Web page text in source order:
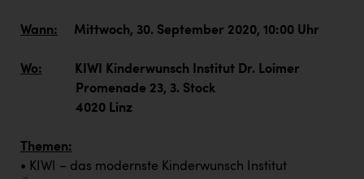
Seher + Partner
Smurfit Westrock Nettingsdorf
TGW Logistics
Wann: Mittwoch, 30. September 2020, 10:00 Uhr
Wo: KIWI Kinderwunsch Institut Dr. Loimer
Promenade 23, 3. Stock
4020 Linz
Themen:
• KIWI – das modernste Kinderwunsch Institut